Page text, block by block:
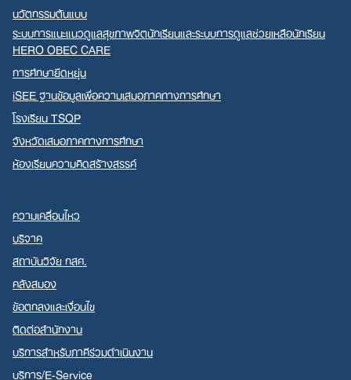
นวัตกรรมต้นแบบ
ระบบการแนะแนวดูแลสุขภาพจิตนักเรียนและระบบการดูแลช่วยเหลือนักเรียน
HERO OBEC CARE
การศึกษายืดหยุ่น
iSEE ฐานข้อมูลเพื่อความเสมอภาคทางการศึกษา
โรงเรียน TSQP
จังหวัดเสมอภาคทางการศึกษา
ห้องเรียนความคิดสร้างสรรค์
ความเคลื่อนไหว
บริจาค
สถาบันวิจัย กสศ.
คลังสมอง
ข้อตกลงและเงื่อนไข
ติดต่อสำนักงาน
บริการสำหรับภาคีร่วมดำเนินงาน
บริการ/E-Service